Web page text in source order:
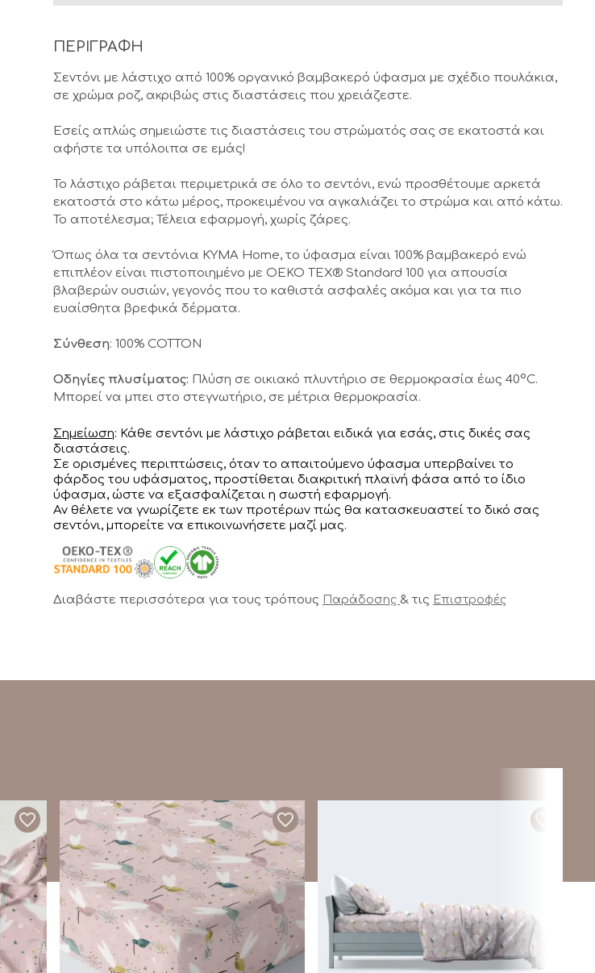
ΠΕΡΙΓΡΑΦΗ
Σεντόνι με λάστιχο από 100% οργανικό βαμβακερό ύφασμα με σχέδιο πουλάκια,
σε χρώμα ροζ, ακριβώς στις διαστάσεις που χρειάζεστε.
Εσείς απλώς σημειώστε τις διαστάσεις του στρώματός σας σε εκατοστά και
αφήστε τα υπόλοιπα σε εμάς!
Το λάστιχο ράβεται περιμετρικά σε όλο το σεντόνι, ενώ προσθέτουμε αρκετά
εκατοστά στο κάτω μέρος, προκειμένου να αγκαλιάζει το στρώμα και από κάτω.
Το αποτέλεσμα; Τέλεια εφαρμογή, χωρίς ζάρες.
Όπως όλα τα σεντόνια KYMA Home, το ύφασμα είναι 100% βαμβακερό ενώ
επιπλέον είναι πιστοποιημένο με OEKO TEX® Standard 100 για απουσία
βλαβερών ουσιών, γεγονός που το καθιστά ασφαλές ακόμα και για τα πιο
ευαίσθητα βρεφικά δέρματα.
Σύνθεση: 100% COTTON
Οδηγίες πλυσίματος: Πλύση σε οικιακό πλυντήριο σε θερμοκρασία έως 40°C.
Μπορεί να μπει στο στεγνωτήριο, σε μέτρια θερμοκρασία.
Σημείωση: Κάθε σεντόνι με λάστιχο ράβεται ειδικά για εσάς, στις δικές σας
διαστάσεις.
Σε ορισμένες περιπτώσεις, όταν το απαιτούμενο ύφασμα υπερβαίνει το
φάρδος του υφάσματος, προστίθεται διακριτική πλαϊνή φάσα από το ίδιο
ύφασμα, ώστε να εξασφαλίζεται η σωστή εφαρμογή.
Αν θέλετε να γνωρίζετε εκ των προτέρων πώς θα κατασκευαστεί το δικό σας
σεντόνι, μπορείτε να επικοινωνήσετε μαζί μας.
Διαβάστε περισσότερα για τους τρόπους Παράδοσης & τις Επιστροφές